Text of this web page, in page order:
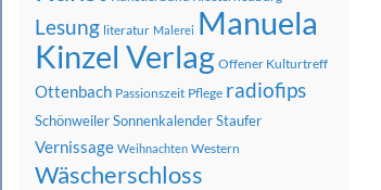
Lesung literatur Malerei Manuela
Kinzel Verlag Offener Kulturtreff
Ottenbach Passionszeit Pflege radiofips
SchönweilerSonnenkalenderStaufer
Vernissage Weihnachten Western
Wäscherschloss